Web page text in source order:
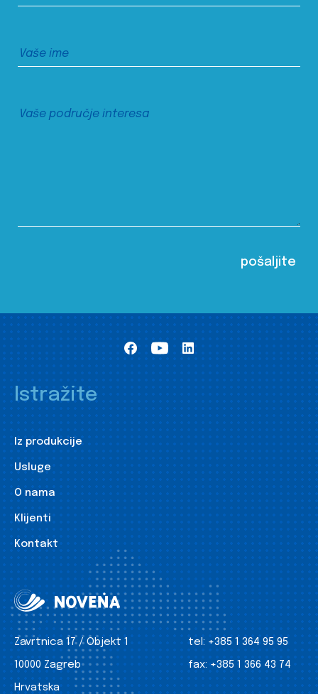
Istražite
Iz produkcije
Usluge
O nama
Klijenti
Kontakt
Zavrtnica 17 / Objekt 1
10000 Zagreb
Hrvatska
tel: +385 1 364 95 95
fax: +385 1 366 43 74